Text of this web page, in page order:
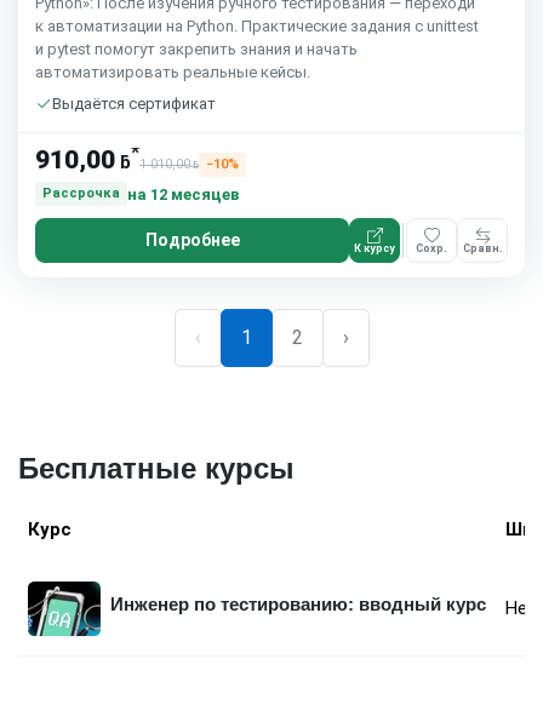
к автоматизации на Python. Практические задания с unittest
и pytest помогут закрепить знания и начать
автоматизировать реальные кейсы.
Выдаётся сертификат
910,00 ƃ*
1 010,00ƃ
−10%
Рассрочка
на 12 месяцев
Подробнее К курсу Сохр. Сравн.
‹ 1 2 ›
Бесплатные курсы
Курс
Инженер по тестированию: вводный курс